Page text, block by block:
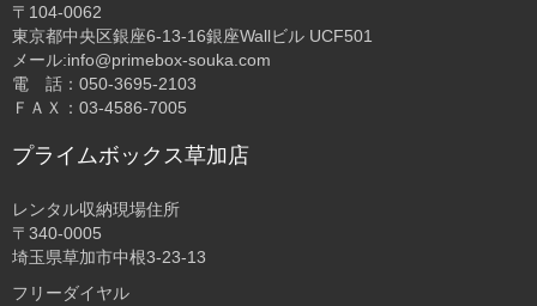
〒104-0062
東京都中央区銀座6-13-16銀座Wallビル UCF501
メール:info@primebox-souka.com
電 話：050-3695-2103
ＦＡＸ：03-4586-7005
プライムボックス草加店
レンタル収納現場住所
〒340-0005
埼玉県草加市中根3-23-13
フリーダイヤル